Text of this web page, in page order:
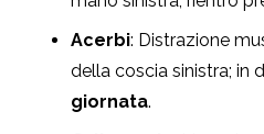
Acerbi: Distrazione
della coscia sinistra; in
giornata.